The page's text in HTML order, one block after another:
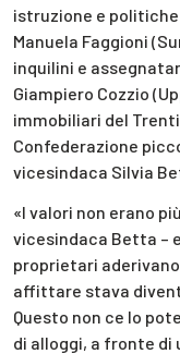
istruzione e politiche
Manuela Faggioni
inquilini e
Giampiero Cozzio
immobiliari del
Confederazione
vicesindaca Silvia
«I valori non erano
vicesindaca Betta –
proprietari
affittare stava
Questo non ce lo
di alloggi, a fronte di